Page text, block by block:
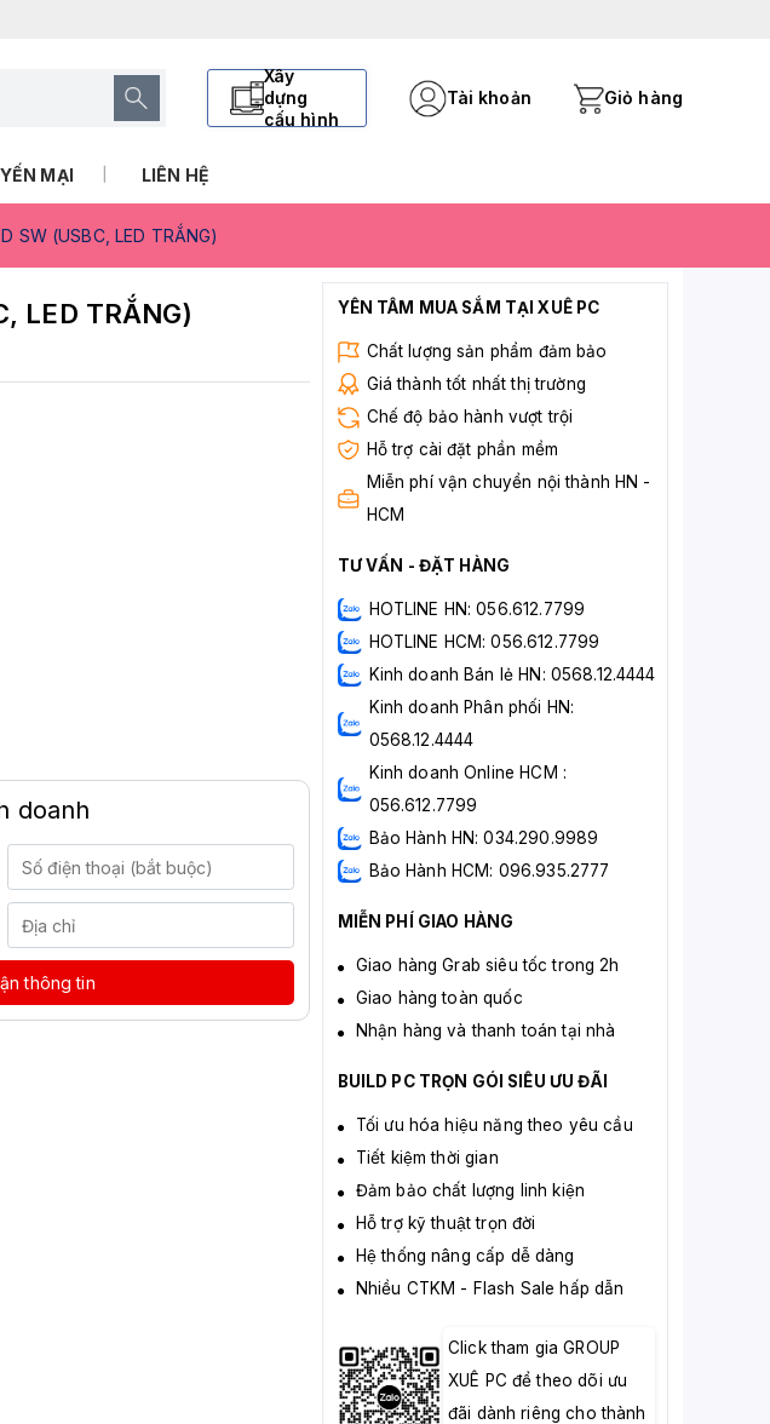
Xây
dựng
cấu hình
Tài khoản Giỏ hàng
MẠI LIÊN HỆ
SW (USBC, LED TRẮNG)
LED TRẮNG)
doanh
thông tin
YÊN TÂM MUA SẮM TẠI XUÊ PC
Chất lượng sản phẩm đảm bảo
Giá thành tốt nhất thị trường
Chế độ bảo hành vượt trội
Hỗ trợ cài đặt phần mềm
Miễn phí vận chuyển nội thành HN -
HCM
TƯ VẤN - ĐẶT HÀNG
HOTLINE HN: 056.612.7799
HOTLINE HCM: 056.612.7799
Kinh doanh Bán lẻ HN: 0568.12.4444
Kinh doanh Phân phối HN:
0568.12.4444
Kinh doanh Online HCM :
056.612.7799
Bảo Hành HN: 034.290.9989
Bảo Hành HCM: 096.935.2777
MIỄN PHÍ GIAO HÀNG
Giao hàng Grab siêu tốc trong 2h
Giao hàng toàn quốc
Nhận hàng và thanh toán tại nhà
BUILD PC TRỌN GÓI SIÊU ƯU ĐÃI
Tối ưu hóa hiệu năng theo yêu cầu
Tiết kiệm thời gian
Đảm bảo chất lượng linh kiện
Hỗ trợ kỹ thuật trọn đời
Hệ thống nâng cấp dễ dàng
Nhiều CTKM - Flash Sale hấp dẫn
Click tham gia GROUP
XUÊ PC để theo dõi ưu
đãi dành riêng cho thành